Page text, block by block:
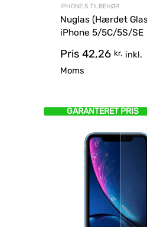
IPHONE 5 TILBEHØR
Nuglas (Hærdet
iPhone 5/5C/5S/SE
Pris 42,26 kr. inkl.
Moms
GARANTERET PRIS